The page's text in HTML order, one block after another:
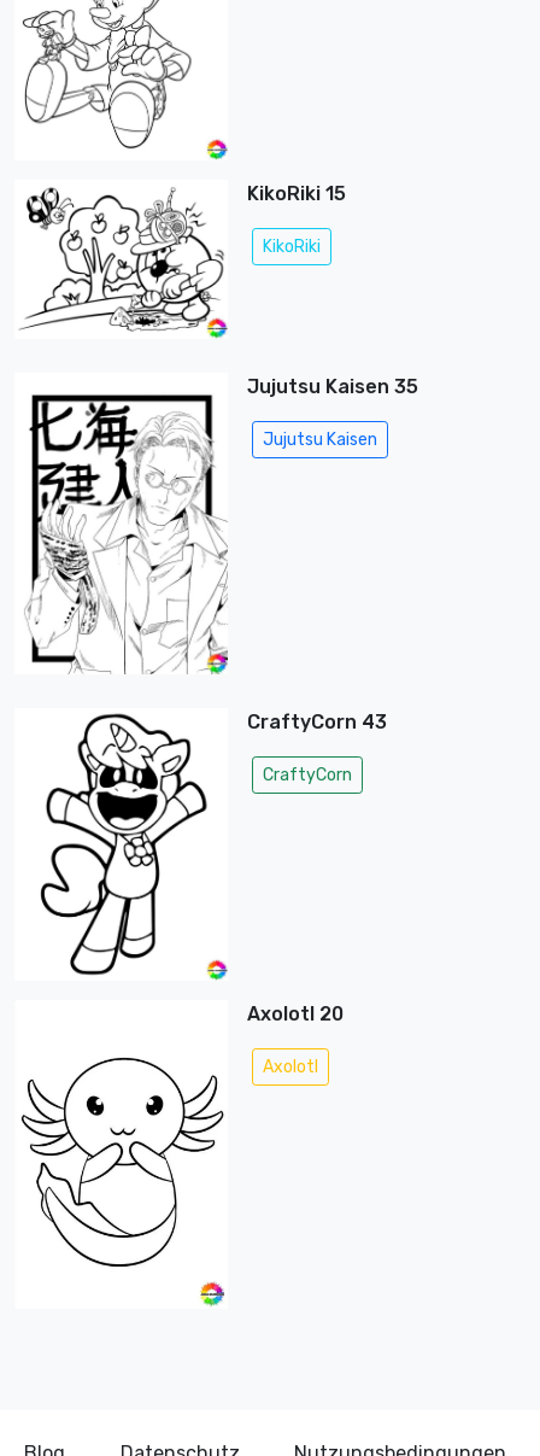
KikoRiki 15
KikoRiki
Jujutsu Kaisen 35
Jujutsu Kaisen
CraftyCorn 43
CraftyCorn
Axolotl 20
Axolotl